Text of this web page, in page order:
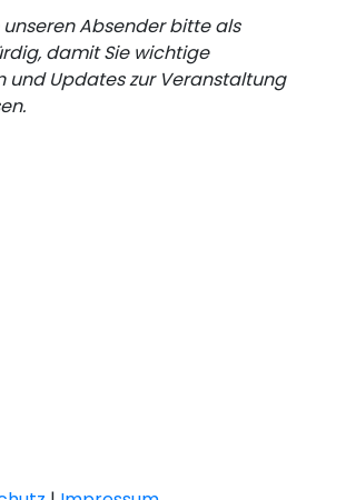
unseren Absender bitte als
damit Sie wichtige
und Updates zur Veranstaltung